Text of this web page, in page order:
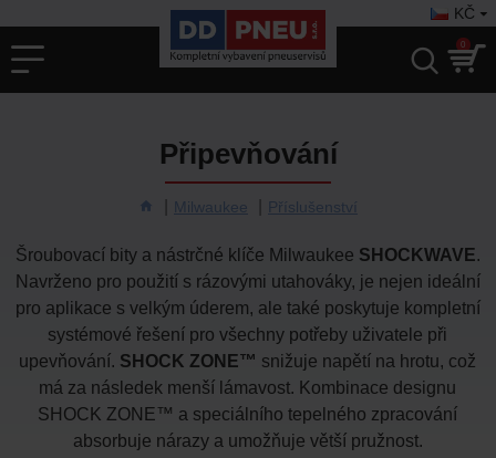
KČ
0
Milwaukee Příslušenství
Připevňování
Šroubovací bity a nástrčné klíče Milwaukee SHOCKWAVE.
Navrženo pro použití s rázovými utahováky, je nejen ideální
pro aplikace s velkým úderem, ale také poskytuje kompletní
systémové řešení pro všechny potřeby uživatele při
upevňování. SHOCK ZONE™ snižuje napětí na hrotu, což
má za následek menší lámavost. Kombinace designu
SHOCK ZONE™ a speciálního tepelného zpracování
absorbuje nárazy a umožňuje větší pružnost.